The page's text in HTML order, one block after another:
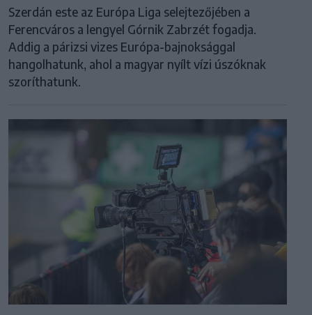
Szerdán este az Európa Liga selejtezőjében a
Ferencváros a lengyel Górnik Zabrzét fogadja.
Addig a párizsi vizes Európa-bajnoksággal
hangolhatunk, ahol a magyar nyílt vízi úszóknak
szoríthatunk.